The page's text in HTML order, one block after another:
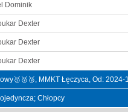
Dominik
Dexter
Dexter
Dexter
MMKT Łęczyca, Od:
Chłopcy